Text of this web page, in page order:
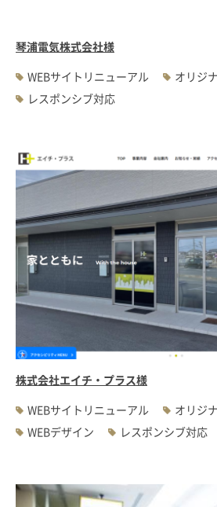
琴浦電気株式会社様
WEBサイトリニューアル
オリジ
レスポンシブ対応
株式会社エイチ・プラス様
WEBサイトリニューアル
オリジ
WEBデザイン
レスポンシブ対応